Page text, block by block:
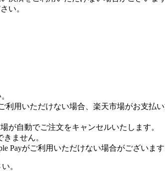
い。
利用いただけない場合、楽天市場がお支払
が自動でご注文をキャンセルいたします。
ません。
Payがご利用いただけない場合がございます
。